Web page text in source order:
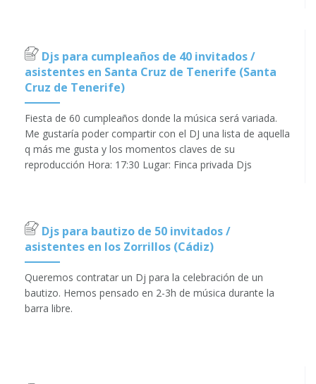
Djs para cumpleaños de 40 invitados /
asistentes en Santa Cruz de Tenerife (Santa
Cruz de Tenerife)
Fiesta de 60 cumpleaños donde la música será variada.
Me gustaría poder compartir con el DJ una lista de aquella
q más me gusta y los momentos claves de su
reproducción Hora: 17:30 Lugar: Finca privada Djs
Djs para bautizo de 50 invitados /
asistentes en los Zorrillos (Cádiz)
Queremos contratar un Dj para la celebración de un
bautizo. Hemos pensado en 2-3h de música durante la
barra libre.